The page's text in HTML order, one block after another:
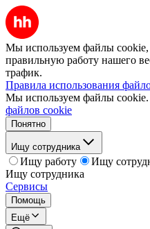
Мы используем файлы cookie,
правильную работу нашего
трафик.
Правила использования
Мы используем файлы cookie.
файлов cookie
Понятно
Ищу сотрудника
Ищу работу
Ищу
Ищу сотрудника
Сервисы
Помощь
Ещё